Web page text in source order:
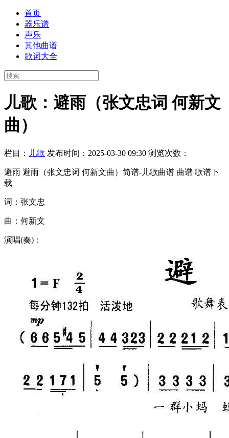
首页
器乐谱
声乐
其他曲谱
歌词大全
儿歌：避雨（张文忠词 何新文
曲）
栏目： 儿歌 发布时间：2025-03-30 09:30 浏览次数：
避雨 避雨（张文忠词 何新文曲）简谱-儿歌曲谱 曲谱 歌谱下
载
词：张文忠
曲：何新文
演唱(奏)：